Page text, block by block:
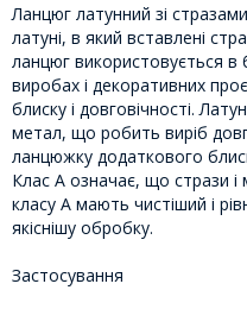
Ланцюг латунний зі
латуні, в який вставлені
ланцюг використовується в
виробах і декоративних
блиску і довговічності.
метал, що робить виріб
ланцюжку додаткового
Клас А означає, що стрази і
класу А мають чистіший і
якіснішу обробку.
Застосування